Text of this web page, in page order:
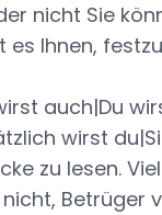
nicht Sie
es Ihnen,
auch|Du
wirst
zu lesen.
Betrüger